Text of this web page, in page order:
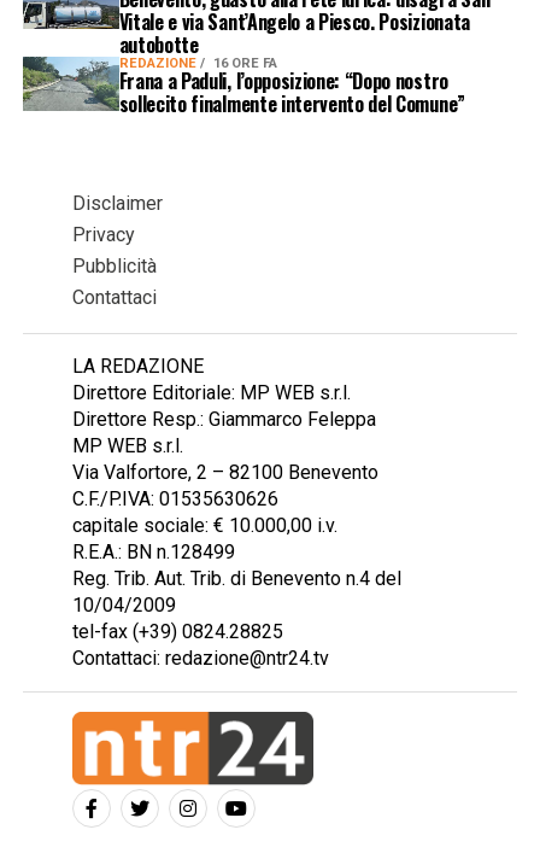
Vitale e via Sant’Angelo a Piesco. Posizionata
autobotte
REDAZIONE 16 ORE FA
Frana a Paduli, l’opposizione: “Dopo nostro
sollecito finalmente intervento del Comune”
Disclaimer
Privacy
Pubblicità
Contattaci
LA REDAZIONE
Direttore Editoriale: MP WEB s.r.l.
Direttore Resp.: Giammarco Feleppa
MP WEB s.r.l.
Via Valfortore, 2 – 82100 Benevento
C.F./P.IVA: 01535630626
capitale sociale: € 10.000,00 i.v.
R.E.A.: BN n.128499
Reg. Trib. Aut. Trib. di Benevento n.4 del
10/04/2009
tel-fax (+39) 0824.28825
Contattaci: redazione@ntr24.tv